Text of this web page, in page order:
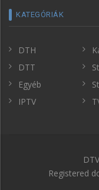
KATEGÓRIÁK
DTH
DTT
Egyéb
IPTV
Registered